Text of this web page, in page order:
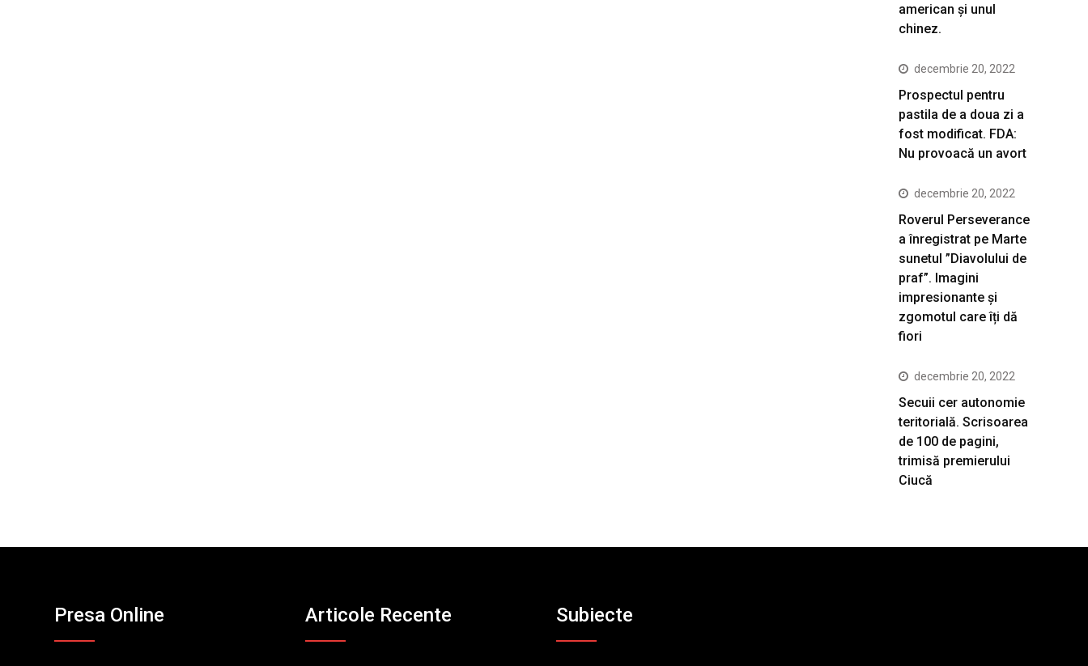
american şi unul
chinez.
decembrie 20, 2022
Prospectul pentru
pastila de a doua zi a
fost modificat. FDA:
Nu provoacă un avort
decembrie 20, 2022
Roverul Perseverance
a înregistrat pe Marte
sunetul ”Diavolului de
praf”. Imagini
impresionante și
zgomotul care îți dă
fiori
decembrie 20, 2022
Secuii cer autonomie
teritorială. Scrisoarea
de 100 de pagini,
trimisă premierului
Ciucă
Presa Online Articole Recente Subiecte